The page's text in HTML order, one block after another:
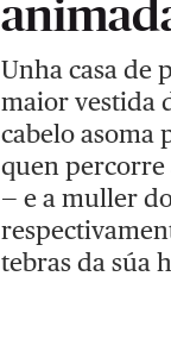
Unha casa de
maior vestida
cabelo asoma
quen percorre
— e a muller
tebras da súa